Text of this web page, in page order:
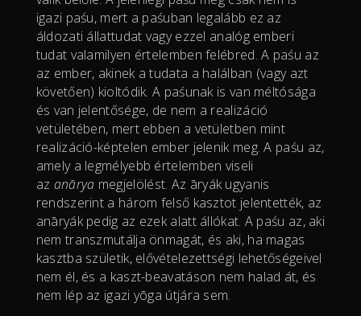
igazi paśu, mert a paśuban legalább ez az
áldozati állattudat vagy ezzel analóg emberi
tudat valamilyen értelemben felébred. A paśu az
az ember, akinek a tudata a halálban (vagy azt
követően) kioltódik. A paśunak is van méltósága
és van jelentősége, de nem a realizáció
vetületében, mert ebben a vetületben mint
realizáció-képtelen ember jelenik meg. A paśu az,
amely a legmélyebb értelemben viseli
az anārya megjelölést. Az āryák ugyanis
rendszerint a három felső kasztot jelentették, az
anāryák pedig az ezek alatt állókat. A paśu az, aki
nem transzmutálja önmagát, és aki, ha magas
kasztba születik, elővételezettségi lehetőségeivel
nem él, és a kaszt-beavatáson nem halad át, és
nem lép az igazi yōga útjára sem.